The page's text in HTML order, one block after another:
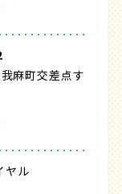
麻町交差点す
ヤル